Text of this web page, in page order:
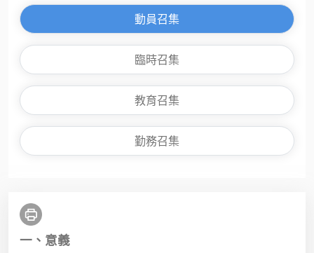
動員召集
臨時召集
教育召集
勤務召集
一、意義